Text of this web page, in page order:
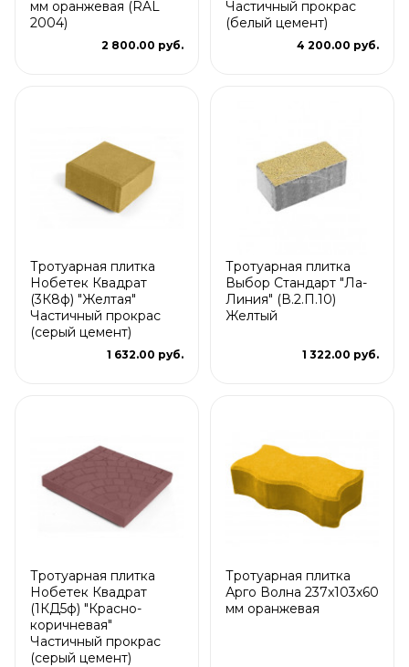
мм оранжевая (RAL
2004)
2 800.00 руб.
Частичный прокрас
(белый цемент)
4 200.00 руб.
Тротуарная плитка
Нобетек Квадрат
(3К8ф) "Желтая"
Частичный прокрас
(серый цемент)
1 632.00 руб.
Тротуарная плитка
Выбор Стандарт "Ла-
Линия" (В.2.П.10)
Желтый
1 322.00 руб.
Тротуарная плитка
Нобетек Квадрат
(1КД5ф) "Красно-
коричневая"
Частичный прокрас
(серый цемент)
Тротуарная плитка
Арго Волна 237x103x60
мм оранжевая